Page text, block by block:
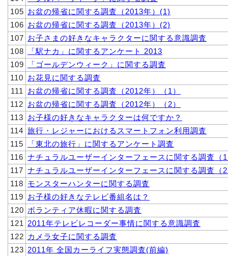
105 お盆の帰省に関する調査（2013年）(1)
106 お盆の帰省に関する調査（2013年）(2)
107 お子さまの好きなキャラクターに関する意識調査
108
「駅ナカ」に関するアンケート 2013
109
「ゴールデンウィーク」に関する調査
110
お花見に関する調査
111
お盆の帰省に関する調査（2012年）（1）
112
お盆の帰省に関する調査（2012年）（2）
113
お子様の好きなキャラクターは何ですか？
114 旅行・レジャーにおけるスマートフォン利用調査
115
「東北の旅行」に関するアンケート調査
116 ナチュラルユーザーインターフェースに関する調査（
117 ナチュラルユーザーインターフェースに関する調査（
118
モンスターハンターに関する調査
119
お子様の好きなテレビ番組名は？
120 ボランティア休暇に関する調査
121
2011年テレビレコーダー事情に関する意識調査
122
カメラ女子に関する調査
123 2011年 全国カーライフ実態調査(前編)